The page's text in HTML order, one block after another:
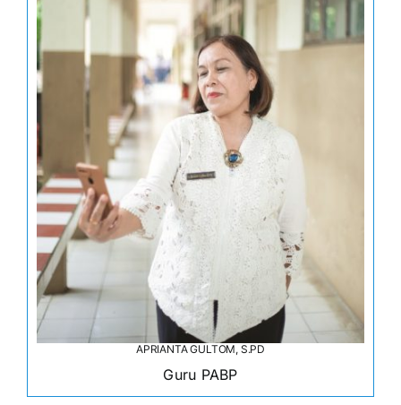
APRIANTA GULTOM, S.PD
Guru PABP